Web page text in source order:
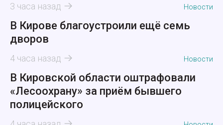
3 часа назад Новости
В Кирове благоустроили ещё семь
дворов
4 часа назад Новости
В Кировской области оштрафовали
«Лесоохрану» за приём бывшего
полицейского